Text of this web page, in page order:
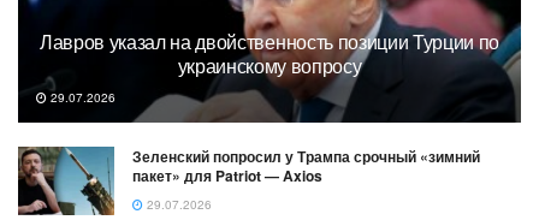
Лавров указал на двойственность позиции Турции по
украинскому вопросу
29.07.2026
Зеленский попросил у Трампа срочный «зимний
пакет» для Patriot — Axios
29.07.2026